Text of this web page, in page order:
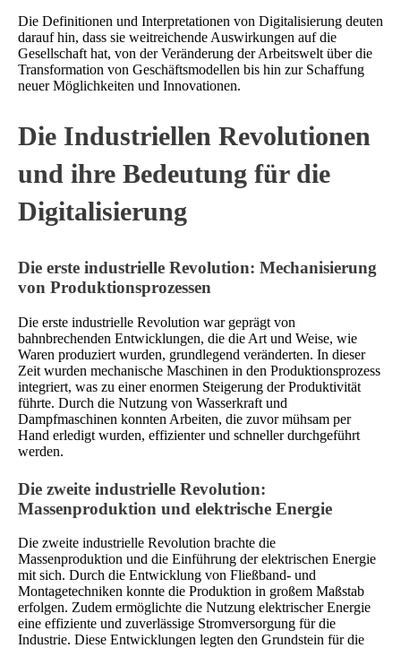
Die Definitionen und Interpretationen von Digitalisierung deuten
darauf hin, dass sie weitreichende Auswirkungen auf die
Gesellschaft hat, von der Veränderung der Arbeitswelt über die
Transformation von Geschäftsmodellen bis hin zur Schaffung
neuer Möglichkeiten und Innovationen.
Die Industriellen Revolutionen
und ihre Bedeutung für die
Digitalisierung
Die erste industrielle Revolution: Mechanisierung
von Produktionsprozessen
Die erste industrielle Revolution war geprägt von
bahnbrechenden Entwicklungen, die die Art und Weise, wie
Waren produziert wurden, grundlegend veränderten. In dieser
Zeit wurden mechanische Maschinen in den Produktionsprozess
integriert, was zu einer enormen Steigerung der Produktivität
führte. Durch die Nutzung von Wasserkraft und
Dampfmaschinen konnten Arbeiten, die zuvor mühsam per
Hand erledigt wurden, effizienter und schneller durchgeführt
werden.
Die zweite industrielle Revolution:
Massenproduktion und elektrische Energie
Die zweite industrielle Revolution brachte die
Massenproduktion und die Einführung der elektrischen Energie
mit sich. Durch die Entwicklung von Fließband- und
Montagetechniken konnte die Produktion in großem Maßstab
erfolgen. Zudem ermöglichte die Nutzung elektrischer Energie
eine effiziente und zuverlässige Stromversorgung für die
Industrie. Diese Entwicklungen legten den Grundstein für die